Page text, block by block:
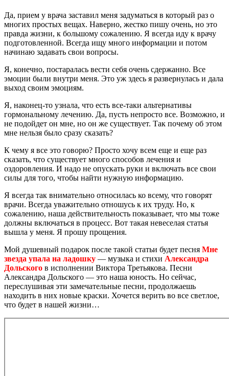
Да, прием у врача заставил меня задуматься в который раз о
многих простых вещах. Наверно, жестко пишу очень, но это
правда жизни, к большому сожалению. Я всегда иду к врачу
подготовленной. Всегда ищу много информации и потом
начинаю задавать свои вопросы.
Я, конечно, постаралась вести себя очень сдержанно. Все
эмоции были внутри меня. Это уж здесь я развернулась и дала
выход своим эмоциям.
Я, наконец-то узнала, что есть все-таки альтернативы
гормональному лечению. Да, пусть непросто все. Возможно, и
не подойдет он мне, но он же существует. Так почему об этом
мне нельзя было сразу сказать?
К чему я все это говорю? Просто хочу всем еще и еще раз
сказать, что существует много способов лечения и
оздоровления. И надо не опускать руки и включать все свои
силы для того, чтобы найти нужную информацию.
Я всегда так внимательно относилась ко всему, что говорят
врачи. Всегда уважительно отношусь к их труду. Но, к
сожалению, наша действительность показывает, что мы тоже
должны включаться в процесс. Вот такая невеселая статья
вышла у меня. Я прошу прощения.
Мой душевный подарок после такой статьи будет песня Мне
звезда упала на ладошку — музыка и стихи Александра
Дольского в исполнении Виктора Третьякова. Песни
Александра Дольского — это наша юность. Но сейчас,
переслушивая эти замечательные песни, продолжаешь
находить в них новые краски. Хочется верить во все светлое,
что будет в нашей жизни…